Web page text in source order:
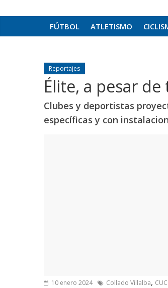
FÚTBOL ATLETISMO
Reportajes
Élite, a pesar
Clubes y deportistas
específicas y con
10 enero 2024 Collado Villalba,